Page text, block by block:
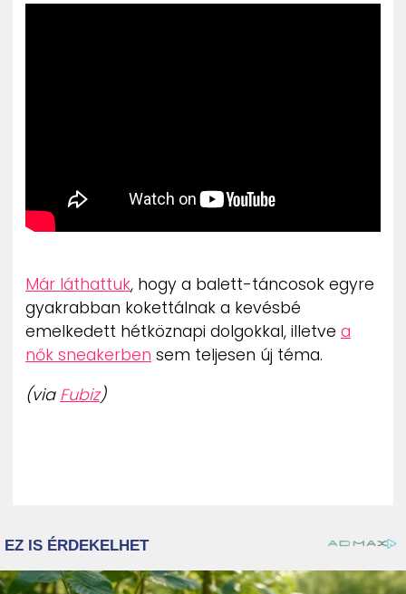
ADATKEZELÉSI TÁJÉKOZTATÓ
Már láthattuk, hogy a balett-táncosok egyre
gyakrabban kokettálnak a kevésbé
emelkedett hétköznapi dolgokkal, illetve a
nők sneakerben sem teljesen új téma.
(via Fubiz)